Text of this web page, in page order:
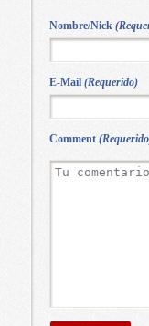
Comment
Nombre/Nick
E-Mail (Requerido)